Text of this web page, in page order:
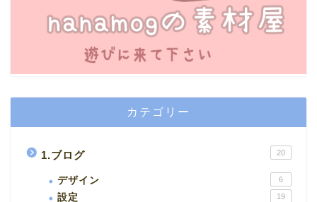
カテゴリー
1.ブログ 20
デザイン 6
設定 19